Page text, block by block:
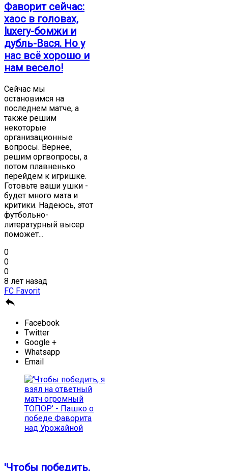
Фаворит сейчас:
хаос в головах,
luxery-бомжи и
дубль-Вася. Но у
нас всё хорошо и
нам весело!
Сейчас мы
остановимся на
последнем матче, а
также решим
некоторые
организационные
вопросы. Вернее,
решим оргвопросы, а
потом плавненько
перейдем к игришке.
Готовьте ваши ушки -
будет много мата и
критики. Надеюсь, этот
футбольно-
литературный высер
поможет...
0
0
0
8 лет назад
FC Favorit

Facebook
Twitter
Google +
Whatsapp
Email
'Чтобы победить,